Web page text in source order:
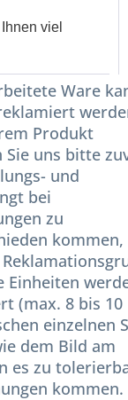
viel
Ware
Produkt
uns bitte
und
bei
zu
kommen,
Einheiten
(max. 8 bis 10
einzelnen
dem Bild am
es zu
kommen.